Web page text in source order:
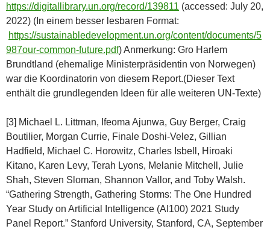
https://digitallibrary.un.org/record/139811 (accessed: July 20,
2022) (In einem besser lesbaren Format:
https://sustainabledevelopment.un.org/content/documents/5
987our-common-future.pdf) Anmerkung: Gro Harlem
Brundtland (ehemalige Ministerpräsidentin von Norwegen)
war die Koordinatorin von diesem Report.(Dieser Text
enthält die grundlegenden Ideen für alle weiteren UN-Texte)
[3] Michael L. Littman, Ifeoma Ajunwa, Guy Berger, Craig
Boutilier, Morgan Currie, Finale Doshi-Velez, Gillian
Hadfield, Michael C. Horowitz, Charles Isbell, Hiroaki
Kitano, Karen Levy, Terah Lyons, Melanie Mitchell, Julie
Shah, Steven Sloman, Shannon Vallor, and Toby Walsh.
“Gathering Strength, Gathering Storms: The One Hundred
Year Study on Artificial Intelligence (AI100) 2021 Study
Panel Report.” Stanford University, Stanford, CA, September